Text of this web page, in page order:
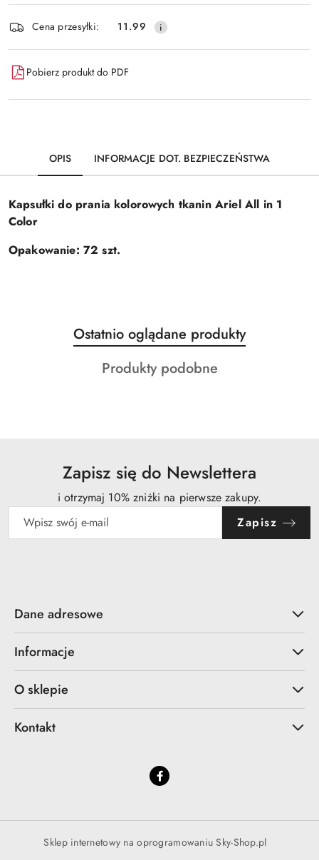
Dostępność
i
dostawa
Cena przesyłki: 11.99
Pobierz produkt do PDF
OPIS INFORMACJE DOT. BEZPIECZEŃSTWA
Kapsułki do prania kolorowych tkanin Ariel All in 1
Color
Opakowanie: 72 szt.
Pomiń karuzelę produktów
Produkty
o
statusie:
Ostatnio oglądane produkty
Produkty
Produkty podobne
Zapisz się do Newslettera
i otrzymaj 10% zniżki na pierwsze zakupy.
Zapisz
Dane adresowe
Informacje
O sklepie
Kontakt
Sklep internetowy na oprogramowaniu Sky-Shop.pl